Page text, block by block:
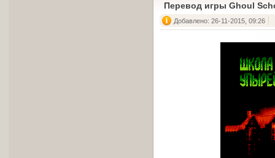
Перевод игры Ghoul
Добавлено: 26-11-2015, 09:26